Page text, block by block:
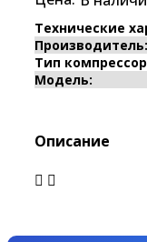
Технические
Производитель:
Тип
Модель:
Описание